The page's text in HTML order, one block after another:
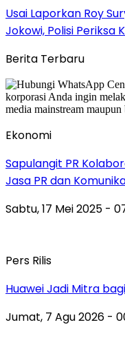
Usai Laporkan Roy
Jokowi, Polisi Periksa
Berita Terbaru
Ekonomi
Sapulangit PR
Jasa PR dan
Sabtu, 17 Mei 2025 -
Pers Rilis
Huawei Jadi Mitra
Jumat, 7 Agu 2026 -